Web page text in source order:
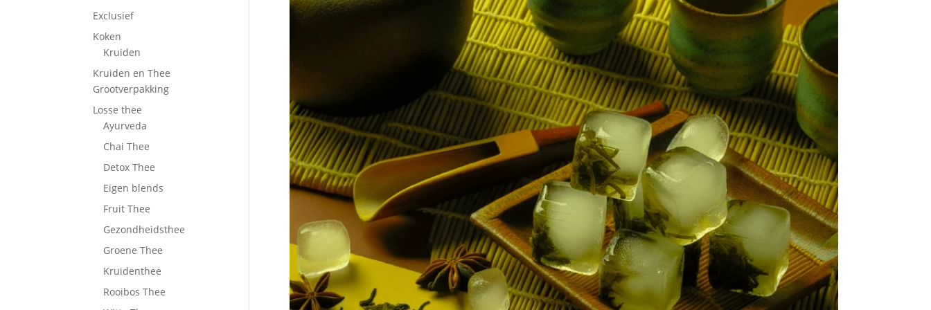
Exclusief
Koken
Kruiden
Kruiden en Thee
Grootverpakking
Losse thee
Ayurveda
Chai Thee
Detox Thee
Eigen blends
Fruit Thee
Gezondheidsthee
Groene Thee
Kruidenthee
Rooibos Thee